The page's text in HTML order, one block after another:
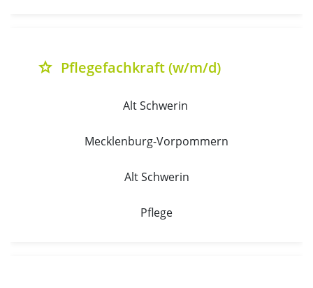
grade Pflegefachkraft (w/m/d)
Alt Schwerin
Mecklenburg-Vorpommern
Alt Schwerin
Pflege